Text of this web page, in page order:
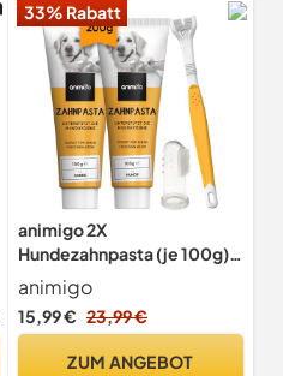
33% Rabatt
animigo 2X
Hundezahnpasta (je 100g),
1x dreiköpfige
Hundezahnbürste & 1x
Fingerzahnbürste - Gegen
animigo
15,99 € 23,99 €
ZUM ANGEBOT